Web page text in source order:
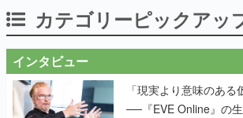
カテゴリーピックアッ
インタビュー
「現実より意味のある
──『EVE Online』の